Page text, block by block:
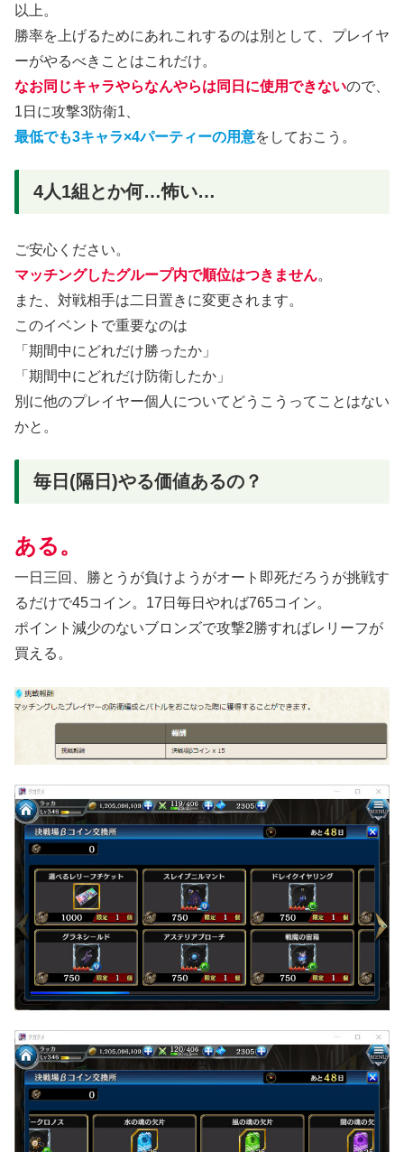
以上。
勝率を上げるためにあれこれするのは別として、プレイヤ
ーがやるべきことはこれだけ。
なお同じキャラやらなんやらは同日に使用できないので、
1日に攻撃3防衛1、
最低でも3キャラ×4パーティーの用意をしておこう。
4人1組とか何…怖い…
ご安心ください。
マッチングしたグループ内で順位はつきません。
また、対戦相手は二日置きに変更されます。
このイベントで重要なのは
「期間中にどれだけ勝ったか」
「期間中にどれだけ防衛したか」
別に他のプレイヤー個人についてどうこうってことはない
かと。
毎日(隔日)やる価値あるの？
ある。
一日三回、勝とうが負けようがオート即死だろうが挑戦す
るだけで45コイン。17日毎日やれば765コイン。
ポイント減少のないブロンズで攻撃2勝すればレリーフが
買える。